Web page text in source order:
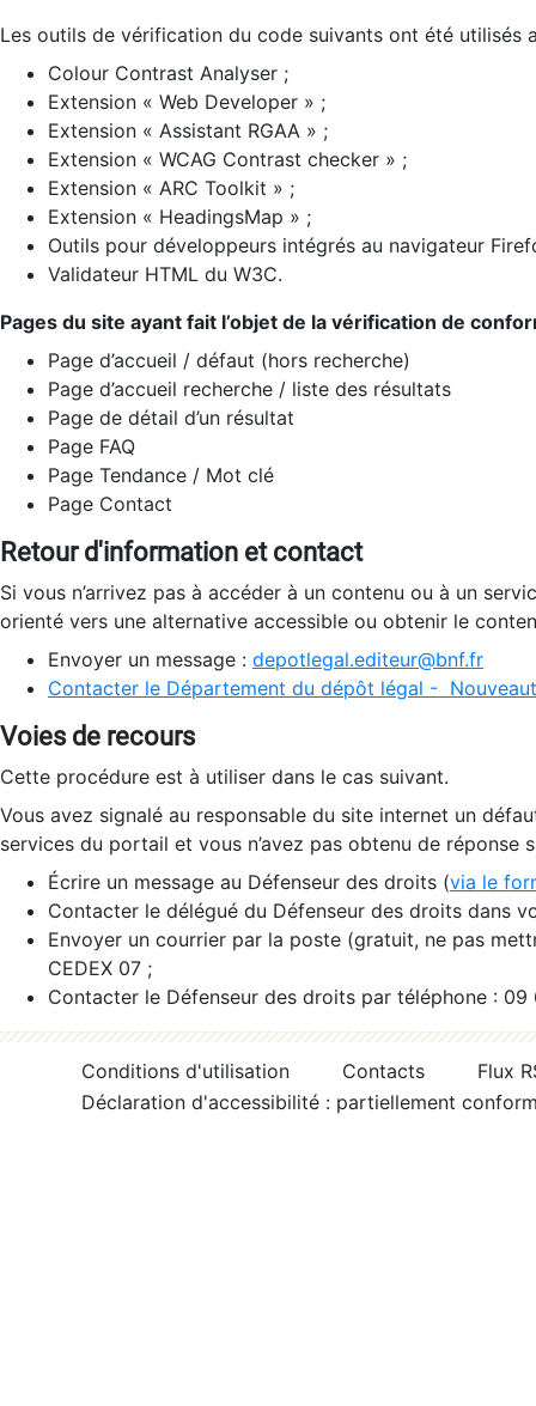
Les outils de vérification du code suivants ont été utilisés
Colour Contrast Analyser ;
Extension « Web Developer » ;
Extension « Assistant RGAA » ;
Extension « WCAG Contrast checker » ;
Extension « ARC Toolkit » ;
Extension « HeadingsMap » ;
Outils pour développeurs intégrés au navigateur
Validateur HTML du W3C.
Pages du site ayant fait l’objet de la vérification de
Page d’accueil / défaut (hors recherche)
Page d’accueil recherche / liste des résultats
Page de détail d’un résultat
Page FAQ
Page Tendance / Mot clé
Page Contact
Retour d'information et contact
Si vous n’arrivez pas à accéder à un contenu ou à un
orienté vers une alternative accessible ou obtenir le
Envoyer un message : depotlegal.editeur@bnf.fr
Contacter le Département du dépôt légal -
Voies de recours
Cette procédure est à utiliser dans le cas suivant.
Vous avez signalé au responsable du site internet un
services du portail et vous n’avez pas obtenu de réponse
Écrire un message au Défenseur des droits (via le
Contacter le délégué du Défenseur des droits dans
Envoyer un courrier par la poste (gratuit, ne pas
CEDEX 07 ;
Contacter le Défenseur des droits par téléphone :
Conditions d'utilisation Contacts
Flux
Déclaration d'accessibilité : partiellement